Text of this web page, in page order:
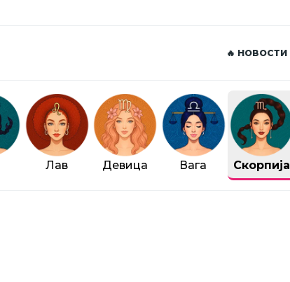
🔥 НОВОСТИ
Лав Девица Вага Скорпија